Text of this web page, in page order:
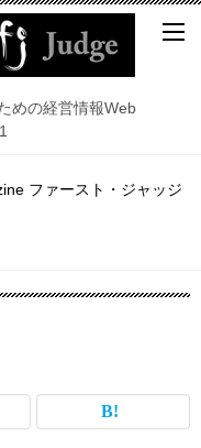
めの経営情報Web
ファースト・ジャッジ